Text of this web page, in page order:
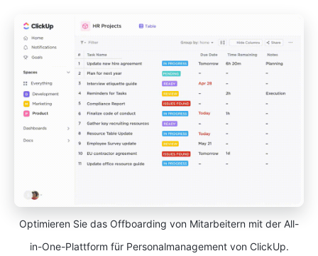
Optimieren Sie das Offboarding von Mitarbeitern mit der All-
in-One-Plattform für Personalmanagement von ClickUp.